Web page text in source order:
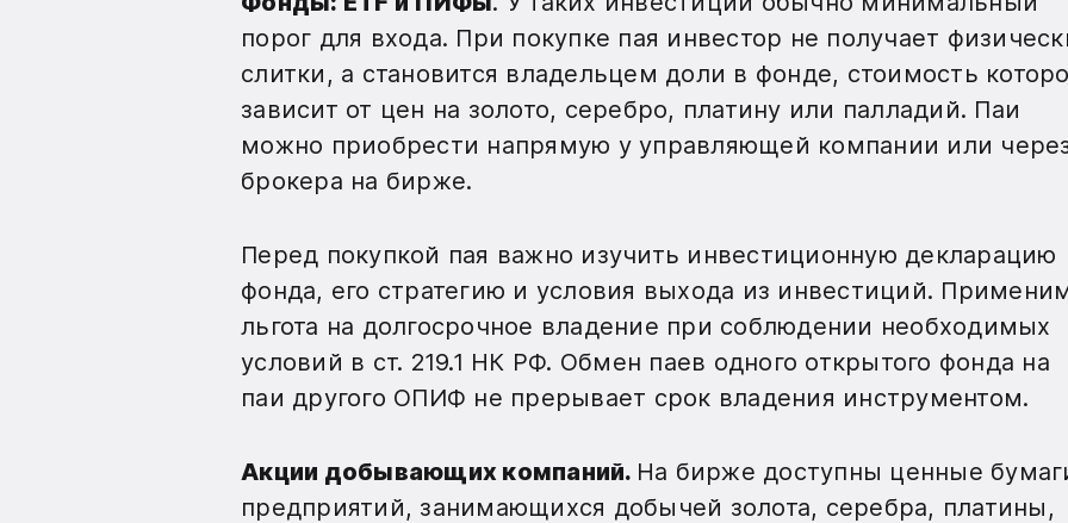
порог для входа. При покупке пая инвестор не получает
слитки, а становится владельцем доли в фонде, стоимость
зависит от цен на золото, серебро, платину или палладий. Паи
можно приобрести напрямую у управляющей компании или
брокера на бирже.
Перед покупкой пая важно изучить инвестиционную декларацию
фонда, его стратегию и условия выхода из инвестиций.
льгота на долгосрочное владение при соблюдении необходимых
условий в ст. 219.1 НК РФ. Обмен паев одного открытого фонда на
паи другого ОПИФ не прерывает срок владения инструментом.
Акции добывающих компаний. На бирже доступны ценные
предприятий, занимающихся добычей золота, серебра, платины,